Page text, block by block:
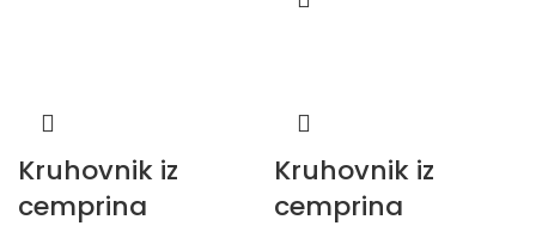
Kruhovnik iz
cemprina
Kruhovnik iz
cemprina